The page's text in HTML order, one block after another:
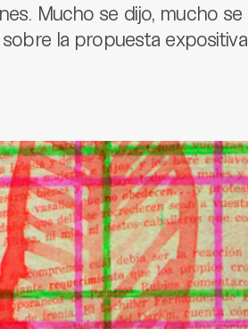
Mucho se dijo, mucho se
la propuesta expositiva.